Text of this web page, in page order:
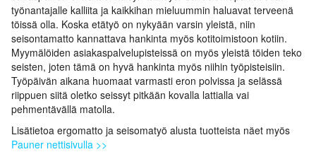
työnantajalle kalliita ja kaikkihan mieluummin haluavat terveenä
töissä olla. Koska etätyö on nykyään varsin yleistä, niin
seisontamatto kannattava hankinta myös kotitoimistoon kotiin.
Myymälöiden asiakaspalvelupisteissä on myös yleistä töiden teko
seisten, joten tämä on hyvä hankinta myös niihin työpisteisiin.
Työpäivän aikana huomaat varmasti eron polvissa ja selässä
riippuen siitä oletko seissyt pitkään kovalla lattialla vai
pehmentävällä matolla.
Lisätietoa ergomatto ja seisomatyö alusta tuotteista näet myös
Pauner nettisivulla >>